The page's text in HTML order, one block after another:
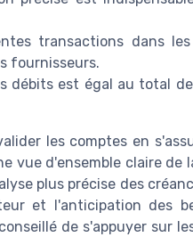
transactions dans les
fournisseurs.
débits est égal au total
les comptes en
vue d'ensemble claire de
plus précise des
et l'anticipation des
de s'appuyer sur